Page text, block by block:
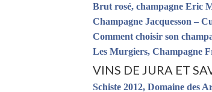
Brut rosé, champagne Eric
Champagne Jacquesson –
Comment choisir son
Les Murgiers, Champagne
VINS DE JURA ET
Schiste 2012, Domaine des